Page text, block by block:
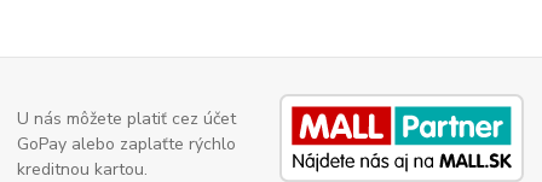
U nás môžete platiť cez účet
GoPay alebo zaplaťte rýchlo
kreditnou kartou.